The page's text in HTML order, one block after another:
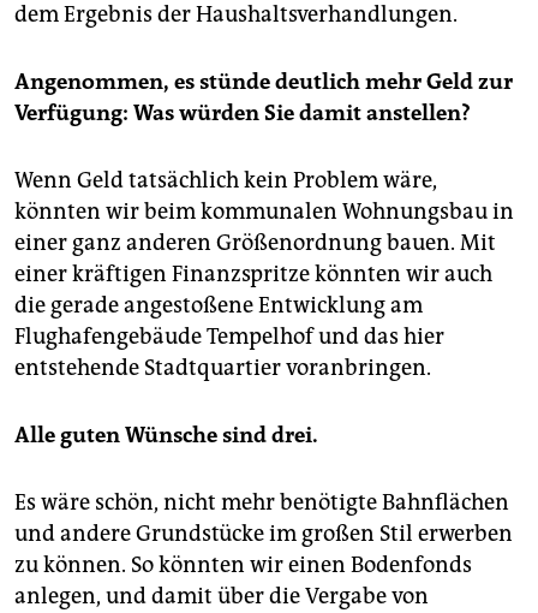
dem Ergebnis der Haushaltsverhandlungen.
Angenommen, es stünde deutlich mehr Geld zur
Verfügung: Was würden Sie damit anstellen?
Wenn Geld tatsächlich kein Problem wäre,
könnten wir beim kommunalen Wohnungsbau in
einer ganz anderen Größenordnung bauen. Mit
einer kräftigen Finanzspritze könnten wir auch
die gerade angestoßene Entwicklung am
Flughafengebäude Tempelhof und das hier
entstehende Stadtquartier voranbringen.
Alle guten Wünsche sind drei.
Es wäre schön, nicht mehr benötigte Bahnflächen
und andere Grundstücke im großen Stil erwerben
zu können. So könnten wir einen Bodenfonds
anlegen, und damit über die Vergabe von